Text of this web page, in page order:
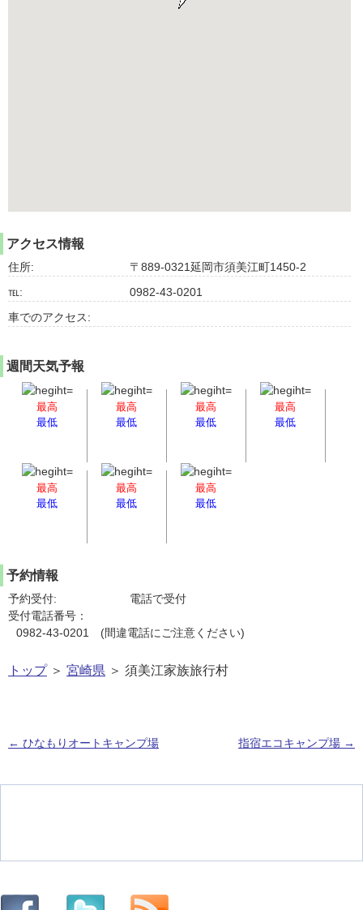
アクセス情報
住所:
〒889-0321延岡市須美江町1450-2
℡:
0982-43-0201
車でのアクセス:
週間天気予報
最高
最低
最高
最低
最高
最低
最高
最低
最高
最低
最高
最低
最高
最低
予約情報
予約受付:
電話で受付
受付電話番号：
0982-43-0201 (間違電話にご注意ください)
トップ＞ 宮崎県 ＞ 須美江家族旅行村
← ひなもりオートキャンプ場 指宿エコキャンプ場 →